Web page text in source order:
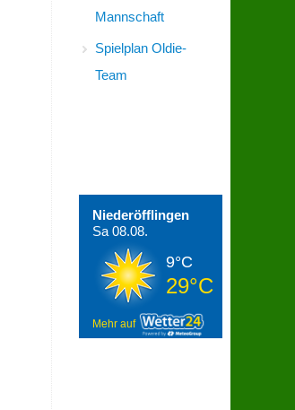
Mannschaft
Spielplan Oldie-
Team
Niederöfflingen
Sa 08.08.
9°C
29°C
Mehr auf